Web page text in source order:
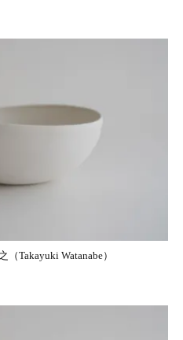
（Takayuki Watanabe）